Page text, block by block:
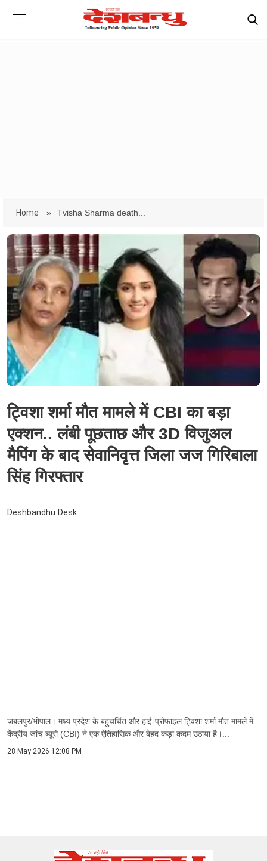
Home » Tvisha Sharma death...
ट्विशा शर्मा मौत मामले में CBI का बड़ा
एक्शन.. लंबी पूछताछ और 3D विजुअल
मैपिंग के बाद सेवानिवृत्त जिला जज गिरिबाला
सिंह गिरफ्तार
Deshbandhu Desk
जबलपुर/भोपाल। मध्य प्रदेश के बहुचर्चित और हाई-प्रोफाइल ट्विशा शर्मा मौत मामले में
केंद्रीय जांच ब्यूरो (CBI) ने एक ऐतिहासिक और बेहद कड़ा कदम उठाया है।...
28 May 2026 12:08 PM